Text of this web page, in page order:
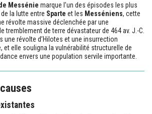
Messénie marque l’un des épisodes les plus
la lutte entre Sparte et les Messéniens, cette
révolte massive déclenchée par une
tremblement de terre dévastateur de 464 av. J.-C.
une révolte d’Hilotes et une insurrection
et elle souligna la vulnérabilité structurelle de
envers une population servile importante.